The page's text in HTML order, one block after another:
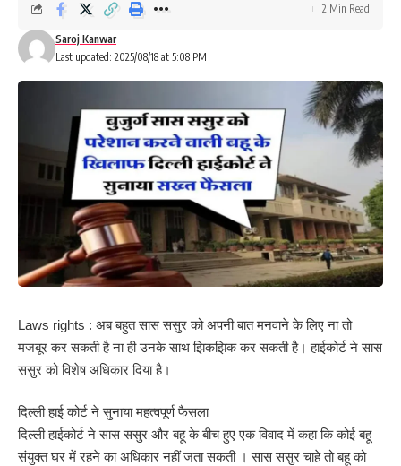
Last updated: 2025/08/18 at 5:08 PM
Saroj Kanwar
2 Min Read
Laws rights : अब बहुत सास ससुर को अपनी बात मनवाने के लिए ना तो
मजबूर कर सकती है ना ही उनके साथ झिकझिक कर सकती है। हाईकोर्ट ने सास
ससुर को विशेष अधिकार दिया है।
दिल्ली हाई कोर्ट ने सुनाया महत्वपूर्ण फैसला
दिल्ली हाईकोर्ट ने सास ससुर और बहू के बीच हुए एक विवाद में कहा कि कोई बहू
संयुक्त घर में रहने का अधिकार नहीं जता सकती । सास ससुर चाहे तो बहू को